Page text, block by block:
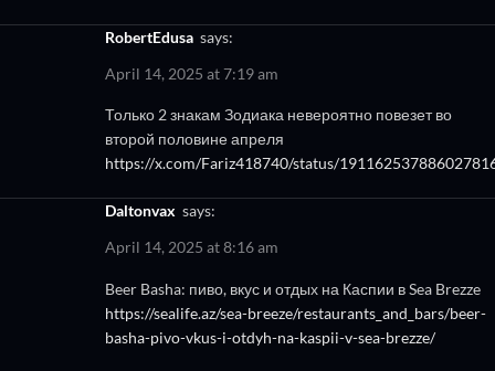
RobertEdusa says:
April 14, 2025 at 7:19 am
Только 2 знакам Зодиака невероятно повезет во
второй половине апреля
https://x.com/Fariz418740/status/
Daltonvax says:
April 14, 2025 at 8:16 am
Beer Basha: пиво, вкус и отдых на Каспии в Sea Brezze
https://sealife.az/sea-breeze/restaurants_and_bars/beer-
basha-pivo-vkus-i-otdyh-na-kaspii-v-sea-brezze/